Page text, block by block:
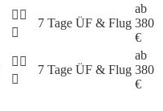
7 Tage ÜF & Flug
ab
380
€
7 Tage ÜF & Flug
ab
380
€